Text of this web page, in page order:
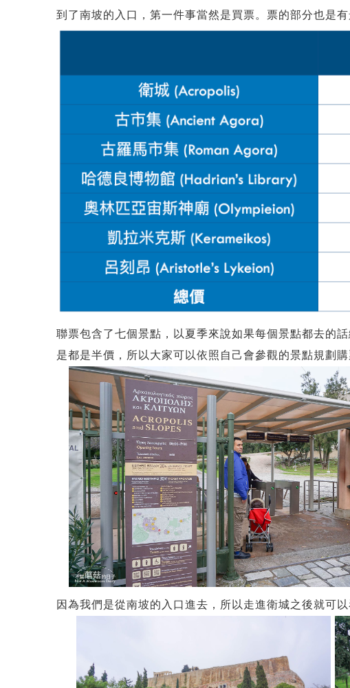
到了南坡的入口，第一件事當然是買票。票的部分也是
聯票包含了七個景點，以夏季來說如果每個景點都去
是都是半價，所以大家可以依照自己會參觀的景點規劃
因為我們是從南坡的入口進去，所以走進衛城之後就可